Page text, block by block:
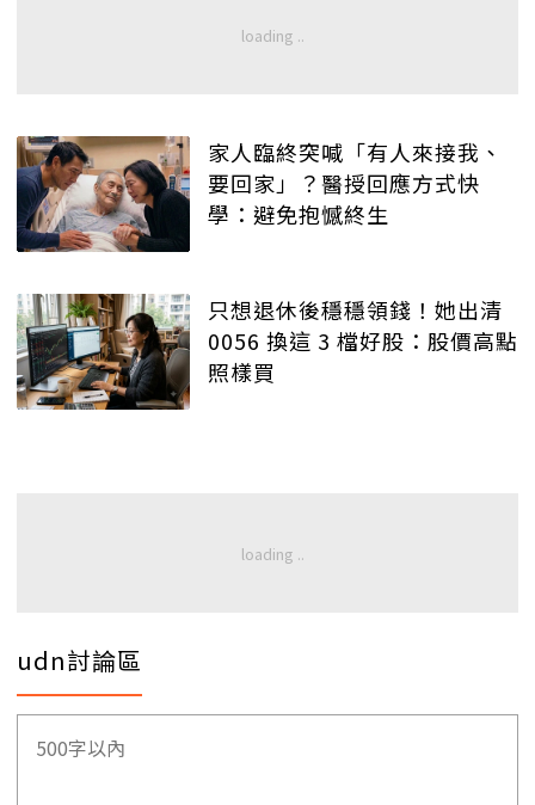
家人臨終突喊「有人來接我、
要回家」？醫授回應方式快
學：避免抱憾終生
只想退休後穩穩領錢！她出清
0056 換這 3 檔好股：股價高點
照樣買
udn討論區